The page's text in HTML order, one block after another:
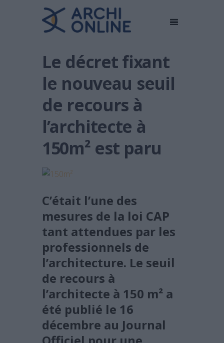
Le décret fixant
le nouveau seuil
de recours à
l’architecte à
150m² est paru
C’était l’une des
mesures de la loi CAP
tant attendues par les
professionnels de
l’architecture. Le seuil
de recours à
l’architecte à 150 m² a
été publié le 16
décembre au Journal